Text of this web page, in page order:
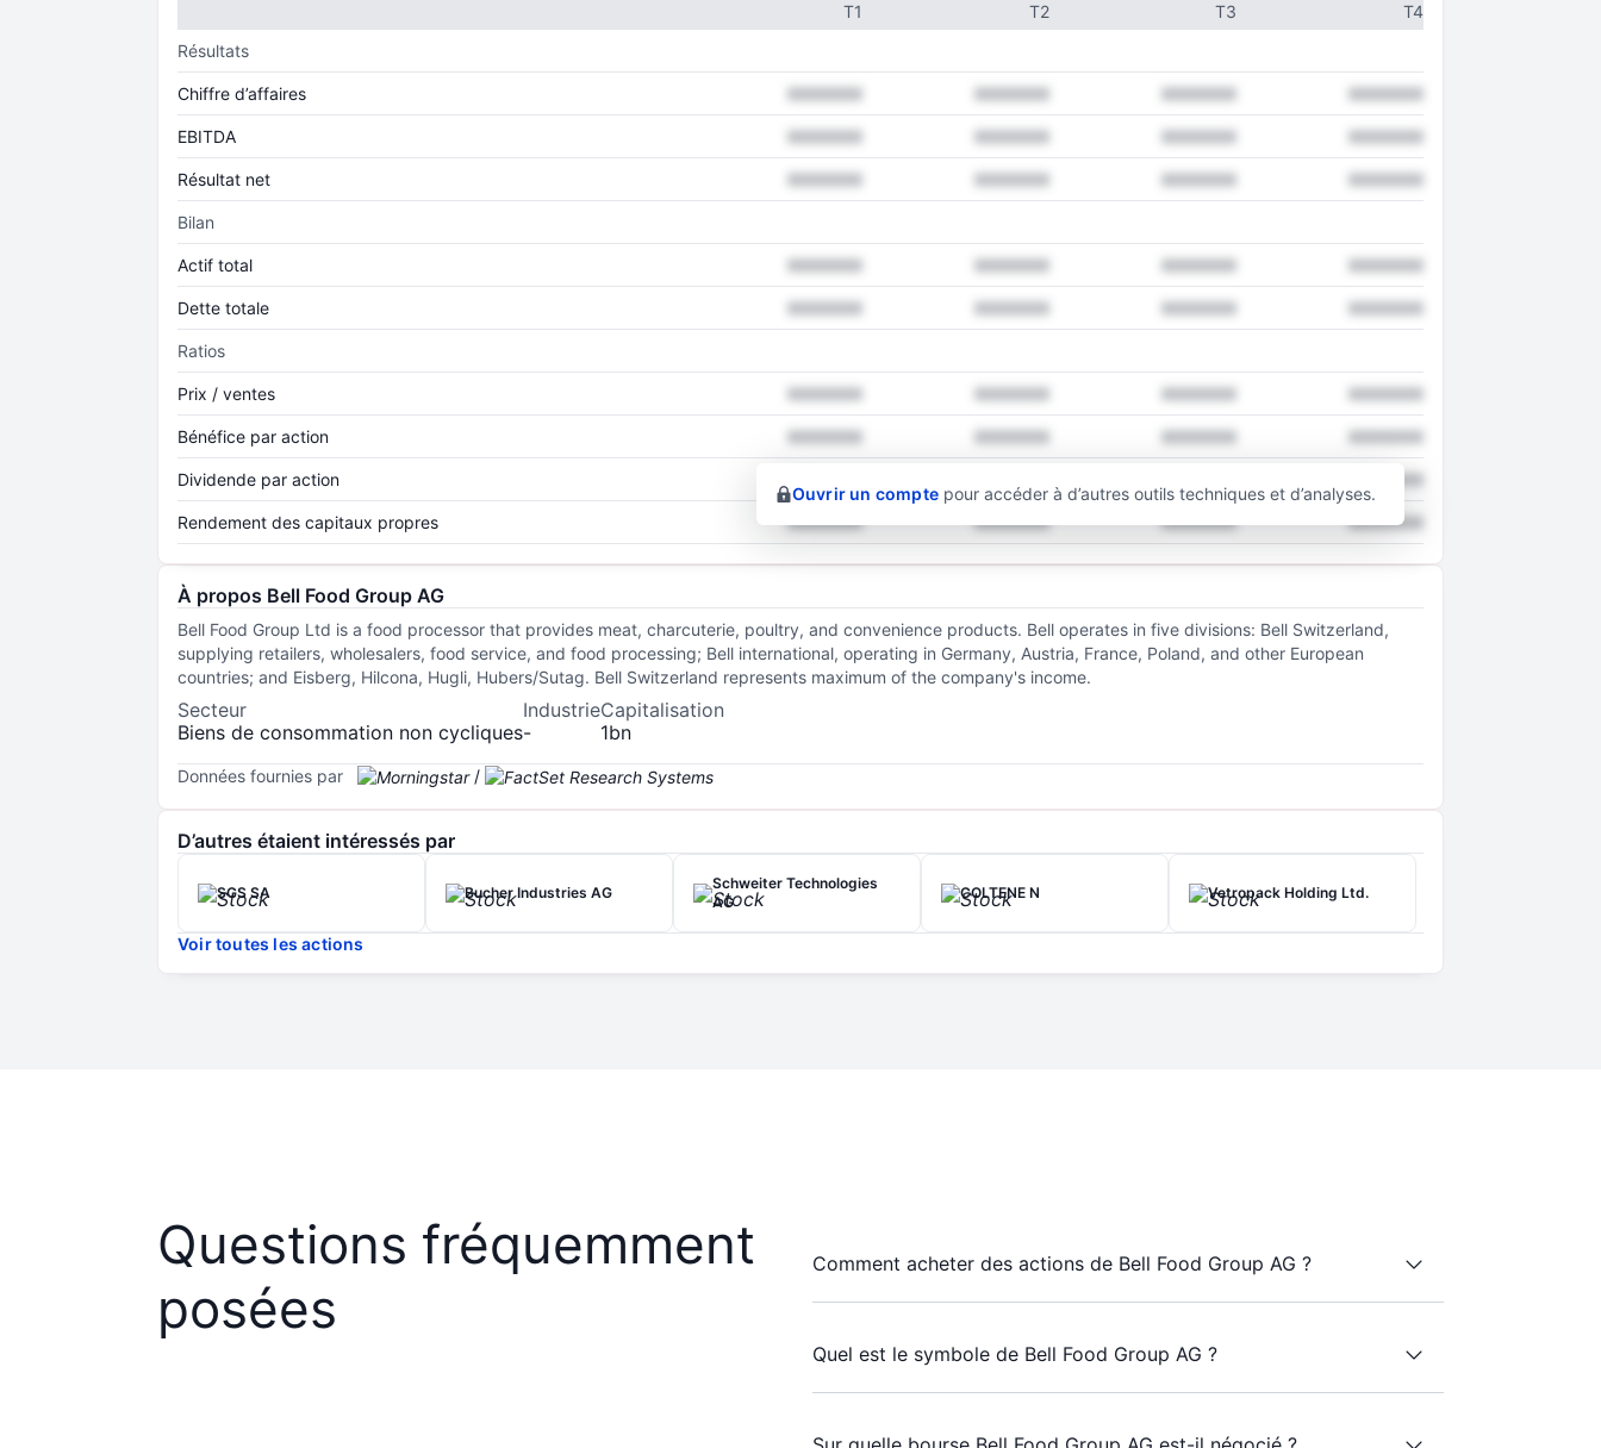
T1 T2 T3
T4
Résultats
Chiffre d’affaires XXXXXXX XXXXXXX XXXXXXX XXXXXXX
EBITDA XXXXXXX XXXXXXX XXXXXXX XXXXXXX
Résultat net XXXXXXX XXXXXXX XXXXXXX XXXXXXX
Bilan
Actif total XXXXXXX XXXXXXX XXXXXXX XXXXXXX
Dette totale XXXXXXX XXXXXXX XXXXXXX XXXXXXX
Ratios
Prix / ventes XXXXXXX XXXXXXX XXXXXXX XXXXXXX
Bénéfice par action XXXXXXX XXXXXXX XXXXXXX XXXXXXX
Dividende par action XXXXXXX
Rendement des capitaux propres XXXXXXX XXXXXXX XXXXXXX XXXXXXX
Ouvrir un compte pour accéder à d’autres outils techniques et d’analyses.
À propos Bell Food Group AG
Bell Food Group Ltd is a food processor that provides meat, charcuterie, poultry, and convenience products. Bell operates in five divisions: Bell Switzerland,
supplying retailers, wholesalers, food service, and food processing; Bell international, operating in Germany, Austria, France, Poland, and other European
countries; and Eisberg, Hilcona, Hugli, Hubers/Sutag. Bell Switzerland represents maximum of the company's income.
Secteur
Biens de consommation non cycliques
Industrie
-
Capitalisation
1bn
Données fournies par /
D’autres étaient intéressés par
SGS SA Bucher Industries AG
Schweiter Technologies
AG
COLTENE N Vetropack Holding Ltd.
Voir toutes les actions
Questions fréquemment
posées
Comment acheter des actions de Bell Food Group AG ?
Quel est le symbole de Bell Food Group AG ?